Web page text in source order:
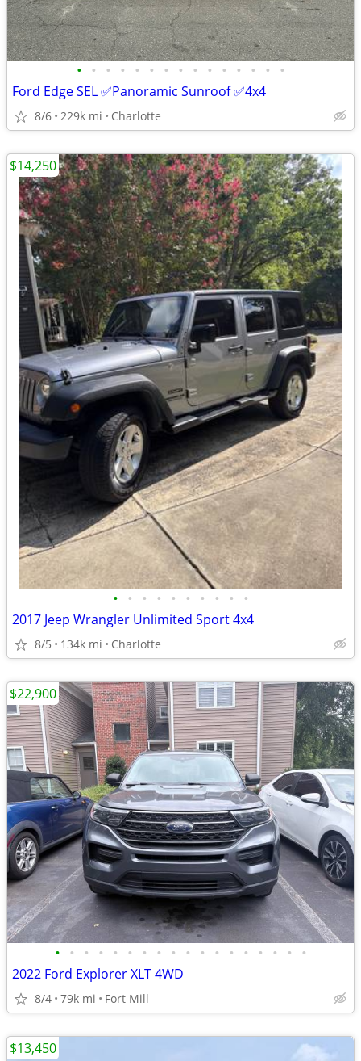
• • • • • • • • • • • • • • •
Ford Edge SEL ✅Panoramic Sunroof ✅4x4
8/6 229k mi Charlotte
• • • • • • • • • •
2017 Jeep Wrangler Unlimited Sport 4x4
8/5 134k mi Charlotte
$14,250
• • • • • • • • • • • • • • • • • •
2022 Ford Explorer XLT 4WD
8/4 79k mi Fort Mill
$22,900
$13,450